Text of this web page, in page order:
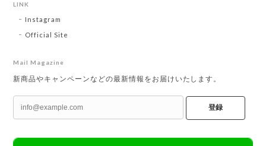
LINK
Instagram
Official Site
Mail Magazine
新商品やキャンペーンなどの最新情報をお届けいたします。
登録